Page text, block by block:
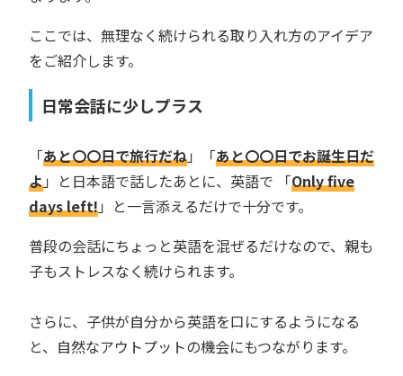
ここでは、無理なく続けられる取り入れ方のアイデア
をご紹介します。
日常会話に少しプラス
「あと〇〇日で旅行だね」「あと〇〇日でお誕生日だ
よ」と日本語で話したあとに、英語で 「Only five
days left!」と一言添えるだけで十分です。
普段の会話にちょっと英語を混ぜるだけなので、親も
子もストレスなく続けられます。
さらに、子供が自分から英語を口にするようになる
と、自然なアウトプットの機会にもつながります。